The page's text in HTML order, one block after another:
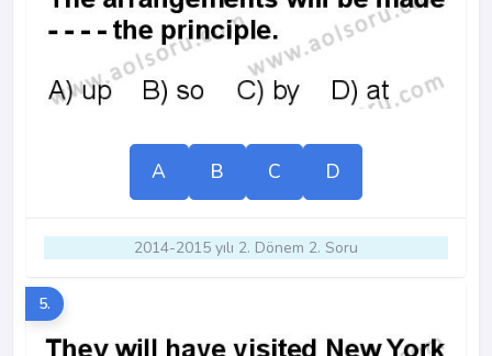
A B C D
2014-2015 yılı 2. Dönem 2. Soru
5.